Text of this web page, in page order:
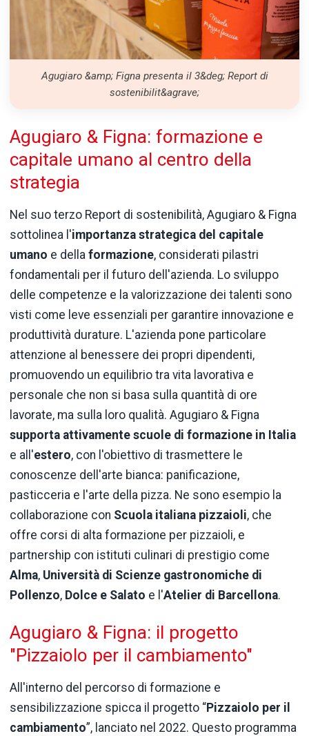
Agugiaro &amp; Figna presenta il 3&deg; Report di
sostenibilit&agrave;
Agugiaro & Figna: formazione e
capitale umano al centro della
strategia
Nel suo terzo Report di sostenibilità, Agugiaro & Figna
sottolinea l'importanza strategica del capitale
umano e della formazione, considerati pilastri
fondamentali per il futuro dell'azienda. Lo sviluppo
delle competenze e la valorizzazione dei talenti sono
visti come leve essenziali per garantire innovazione e
produttività durature. L'azienda pone particolare
attenzione al benessere dei propri dipendenti,
promuovendo un equilibrio tra vita lavorativa e
personale che non si basa sulla quantità di ore
lavorate, ma sulla loro qualità. Agugiaro & Figna
supporta attivamente scuole di formazione in Italia
e all'estero, con l'obiettivo di trasmettere le
conoscenze dell'arte bianca: panificazione,
pasticceria e l'arte della pizza. Ne sono esempio la
collaborazione con Scuola italiana pizzaioli, che
offre corsi di alta formazione per pizzaioli, e
partnership con istituti culinari di prestigio come
Alma, Università di Scienze gastronomiche di
Pollenzo, Dolce e Salato e l'Atelier di Barcellona.
Agugiaro & Figna: il progetto
"Pizzaiolo per il cambiamento"
All'interno del percorso di formazione e
sensibilizzazione spicca il progetto “Pizzaiolo per il
cambiamento”, lanciato nel 2022. Questo programma